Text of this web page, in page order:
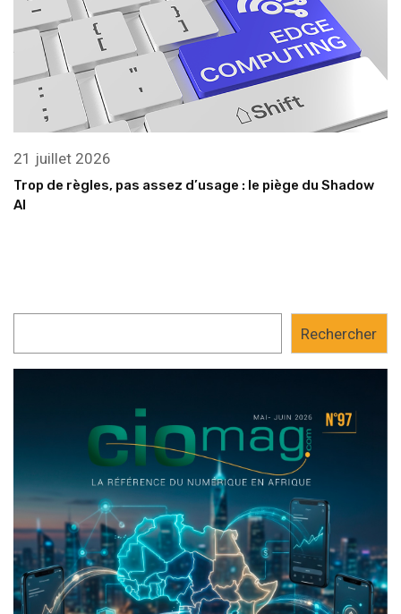
21 juillet 2026
Trop de règles, pas assez d’usage : le piège du Shadow
AI
Rechercher